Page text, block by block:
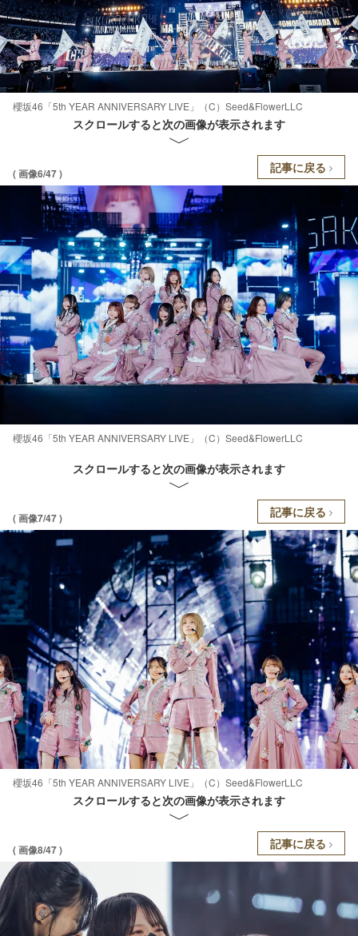
櫻坂46「5th YEAR ANNIVERSARY LIVE」（C）Seed&FlowerLLC
スクロールすると次の画像が表示されます
( 画像6/47 ) 記事に戻る
櫻坂46「5th YEAR ANNIVERSARY LIVE」（C）Seed&FlowerLLC
スクロールすると次の画像が表示されます
( 画像7/47 ) 記事に戻る
櫻坂46「5th YEAR ANNIVERSARY LIVE」（C）Seed&FlowerLLC
スクロールすると次の画像が表示されます
( 画像8/47 ) 記事に戻る